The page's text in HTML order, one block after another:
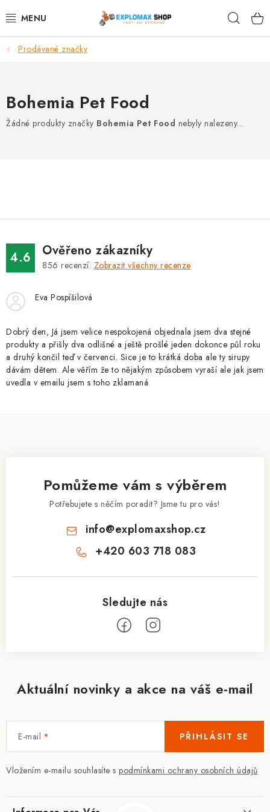
na
%AKCE
ZNAČKY
Kontakty Slovník pojmů
Podmínky ochrany osobních údajů
Doprava a platba
Slevový systém
Vše o nákupu
Prodávané značky
Bohemia Pet Food
Žádné produkty značky Bohemia Pet Food nebyly nalezeny...
4.6 Ověřeno zákazníky
856 recenzí. Zobrazit všechny recenze
Eva Pospíšilová
Dobrý den, Já jsem velice nespokojená objednala jsem dva stejné
produkty a přišly dva odlišné a ještě prošlé jeden dokonce půl roku
a druhý končil teď v červenci. Sice je to krátká doba ale ty sirupy
dávám dětem. Ale věřím že to nějakým způsobem vyraší ale jak jsem
uvedla v emailu jsem s toho zklamaná
Aktuální novinky a akce na váš e-mail
E-mail
Vložením e-mailu souhlasíte s podmínkami ochrany osobních údajů
PŘIHLÁSIT SE
Pomůžeme vám s výběrem
Potřebujete s něčím poradit? Jsme tu pro vás!
info@explomaxshop.cz
+420 603 718 083